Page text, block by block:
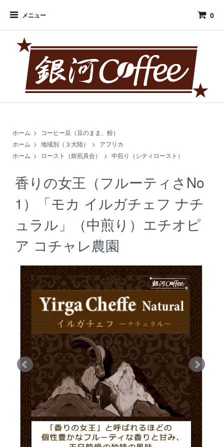
メニュー 0
ホーム >
コーヒー豆（豆のまま、粉）
ホーム > 地域別（３大陸） > アフリカ
ホーム > ロースト（焙煎具合） > 中煎り（シティロースト）
香りの女王（フルーティさNo
1）「モカ イルガチェフ ナチ
ュラル」（中煎り）エチオピ
ア コチャレ農園